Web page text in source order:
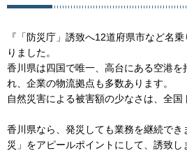
『「防災庁」誘致へ12道府県市など名
りました。
香川県は四国で唯一、高台にある空港を
れ、企業の物流拠点も多数あります。
自然災害による被害額の少なさは、全国
香川県なら、発災しても業務を継続で
災」をアピールポイントにして、誘致し